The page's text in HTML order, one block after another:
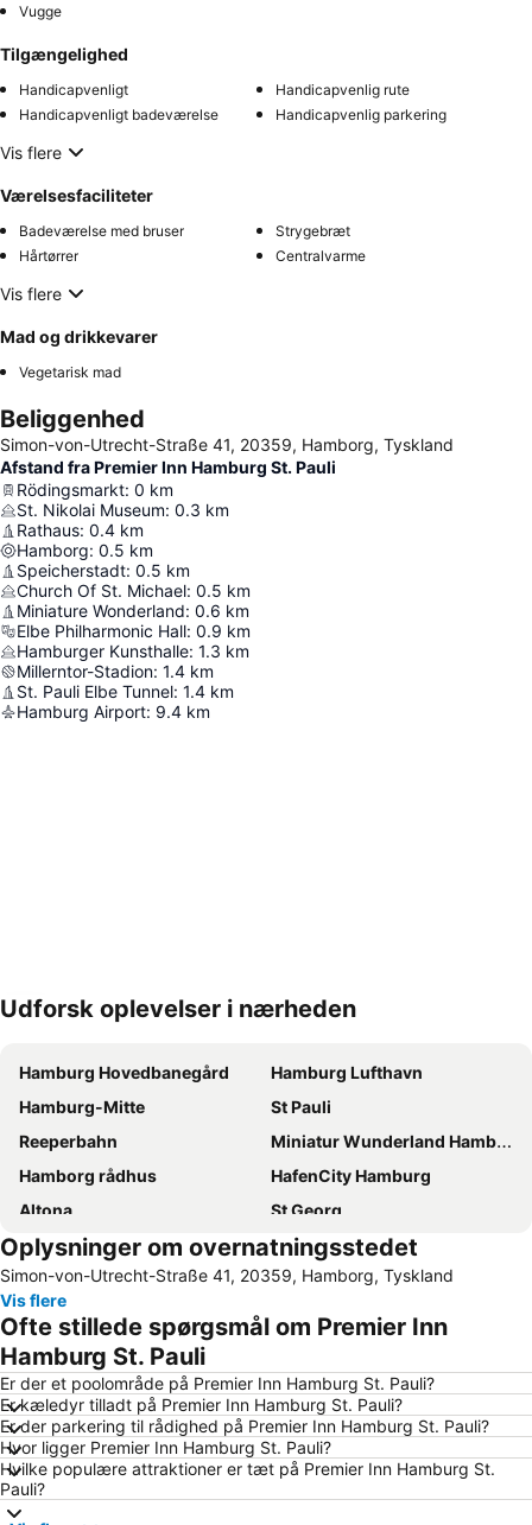
Vugge
Tilgængelighed
Handicapvenligt
Handicapvenlig rute
Handicapvenligt badeværelse
Handicapvenlig parkering
Vis flere
Værelsesfaciliteter
Badeværelse med bruser
Strygebræt
Hårtørrer
Centralvarme
Vis flere
Mad og drikkevarer
Vegetarisk mad
Beliggenhed
Simon-von-Utrecht-Straße 41, 20359, Hamborg, Tyskland
Afstand fra Premier Inn Hamburg St. Pauli
Rödingsmarkt: 0 km
St. Nikolai Museum: 0.3 km
Rathaus: 0.4 km
Hamborg: 0.5 km
Speicherstadt: 0.5 km
Church Of St. Michael: 0.5 km
Miniature Wonderland: 0.6 km
Elbe Philharmonic Hall: 0.9 km
Hamburger Kunsthalle: 1.3 km
Millerntor-Stadion: 1.4 km
St. Pauli Elbe Tunnel: 1.4 km
Hamburg Airport: 9.4 km
Udvid kort
Udforsk oplevelser i nærheden
Hamburg Hovedbanegård
Hamburg Lufthavn
Hamburg-Mitte
St Pauli
Reeperbahn
Miniatur Wunderland Hamburg
Hamborg rådhus
HafenCity Hamburg
Altona
St Georg
Neustadt
Hamburg Messe
Hamburg-Altstadt
Sternschanze
Barclaycard Arena
Hamburg Havn
Alster Hamburg
Altona-Altstadt
Hagenbeck Zoo
Billstedt Center
CCH Hamburg kongresscenter
Blankenese
Lüneburg Town Hall
Elbphilharmonie
Santa Pauli
Oplysninger om overnatningsstedet
Simon-von-Utrecht-Straße 41, 20359, Hamborg, Tyskland
Vis flere
Ofte stillede spørgsmål om Premier Inn
Hamburg St. Pauli
Er der et poolområde på Premier Inn Hamburg St. Pauli?
Er kæledyr tilladt på Premier Inn Hamburg St. Pauli?
Er der parkering til rådighed på Premier Inn Hamburg St. Pauli?
Hvor ligger Premier Inn Hamburg St. Pauli?
Hvilke populære attraktioner er tæt på Premier Inn Hamburg St.
Pauli?